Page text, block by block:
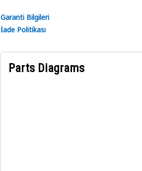
Garanti Bilgileri
İade Politikası
Parts Diagrams